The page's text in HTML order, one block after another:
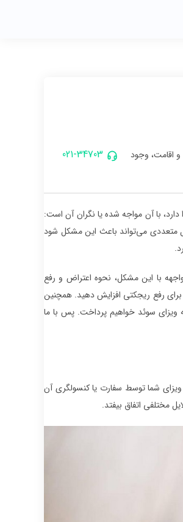
021-34703
اقامت، وجود
با آن مواجه شده یا نگران آن است:
متعددی می‌تواند باعث این مشکل شود
با این مشکل، نحوه اعتراض و رفع
رفع ریجکتی افزایش دهید. همچنین
اقدام مجدد پس از ریجکتی ویزا و توضیحاتی در خصوص بند (3) ماده 23 توافقنامه ویزای سوئد خواهیم پرداخت. پس با ما
شما توسط سفارت یا کنسولگری آن
مختلفی اتفاق بیفتد.